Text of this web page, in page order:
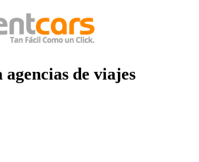
agencias de viajes